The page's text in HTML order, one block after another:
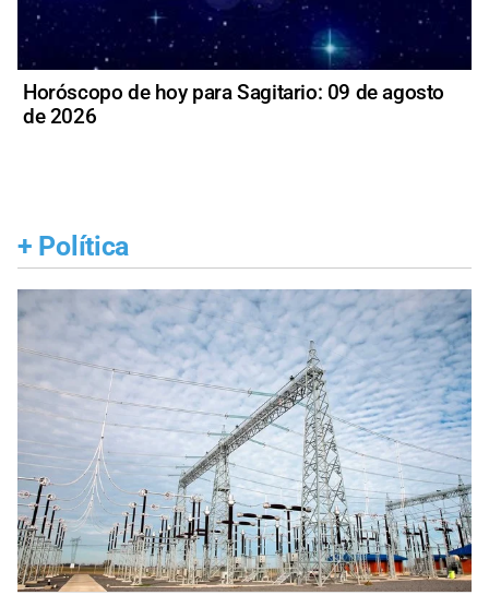
Horóscopo de hoy para Sagitario: 09 de agosto
de 2026
+ Política